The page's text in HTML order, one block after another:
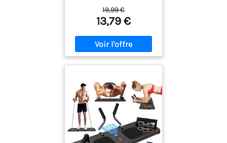
19,99 €
13,79 €